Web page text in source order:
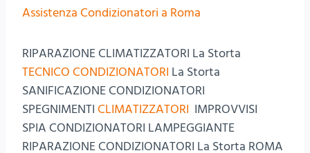
Assistenza Condizionatori a Roma
RIPARAZIONE CLIMATIZZATORI La Storta
TECNICO CONDIZIONATORI La Storta
SANIFICAZIONE CONDIZIONATORI
SPEGNIMENTI CLIMATIZZATORI IMPROVVISI
SPIA CONDIZIONATORI LAMPEGGIANTE
RIPARAZIONE CONDIZIONATORI La Storta ROMA